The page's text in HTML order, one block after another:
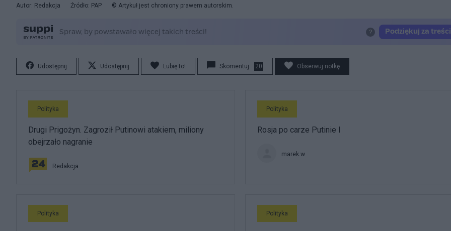
Autor: Redakcja Źródło: PAP © Artykuł jest chroniony prawem autorskim.
Udostępnij Udostępnij Lubię to! Skomentuj 20 Obserwuj notkę
Polityka
Drugi Prigożyn. Zagroził Putinowi atakiem, miliony
obejrzało nagranie
Redakcja
Polityka
Rosja po carze Putinie I
marek.w
Polityka Polityka